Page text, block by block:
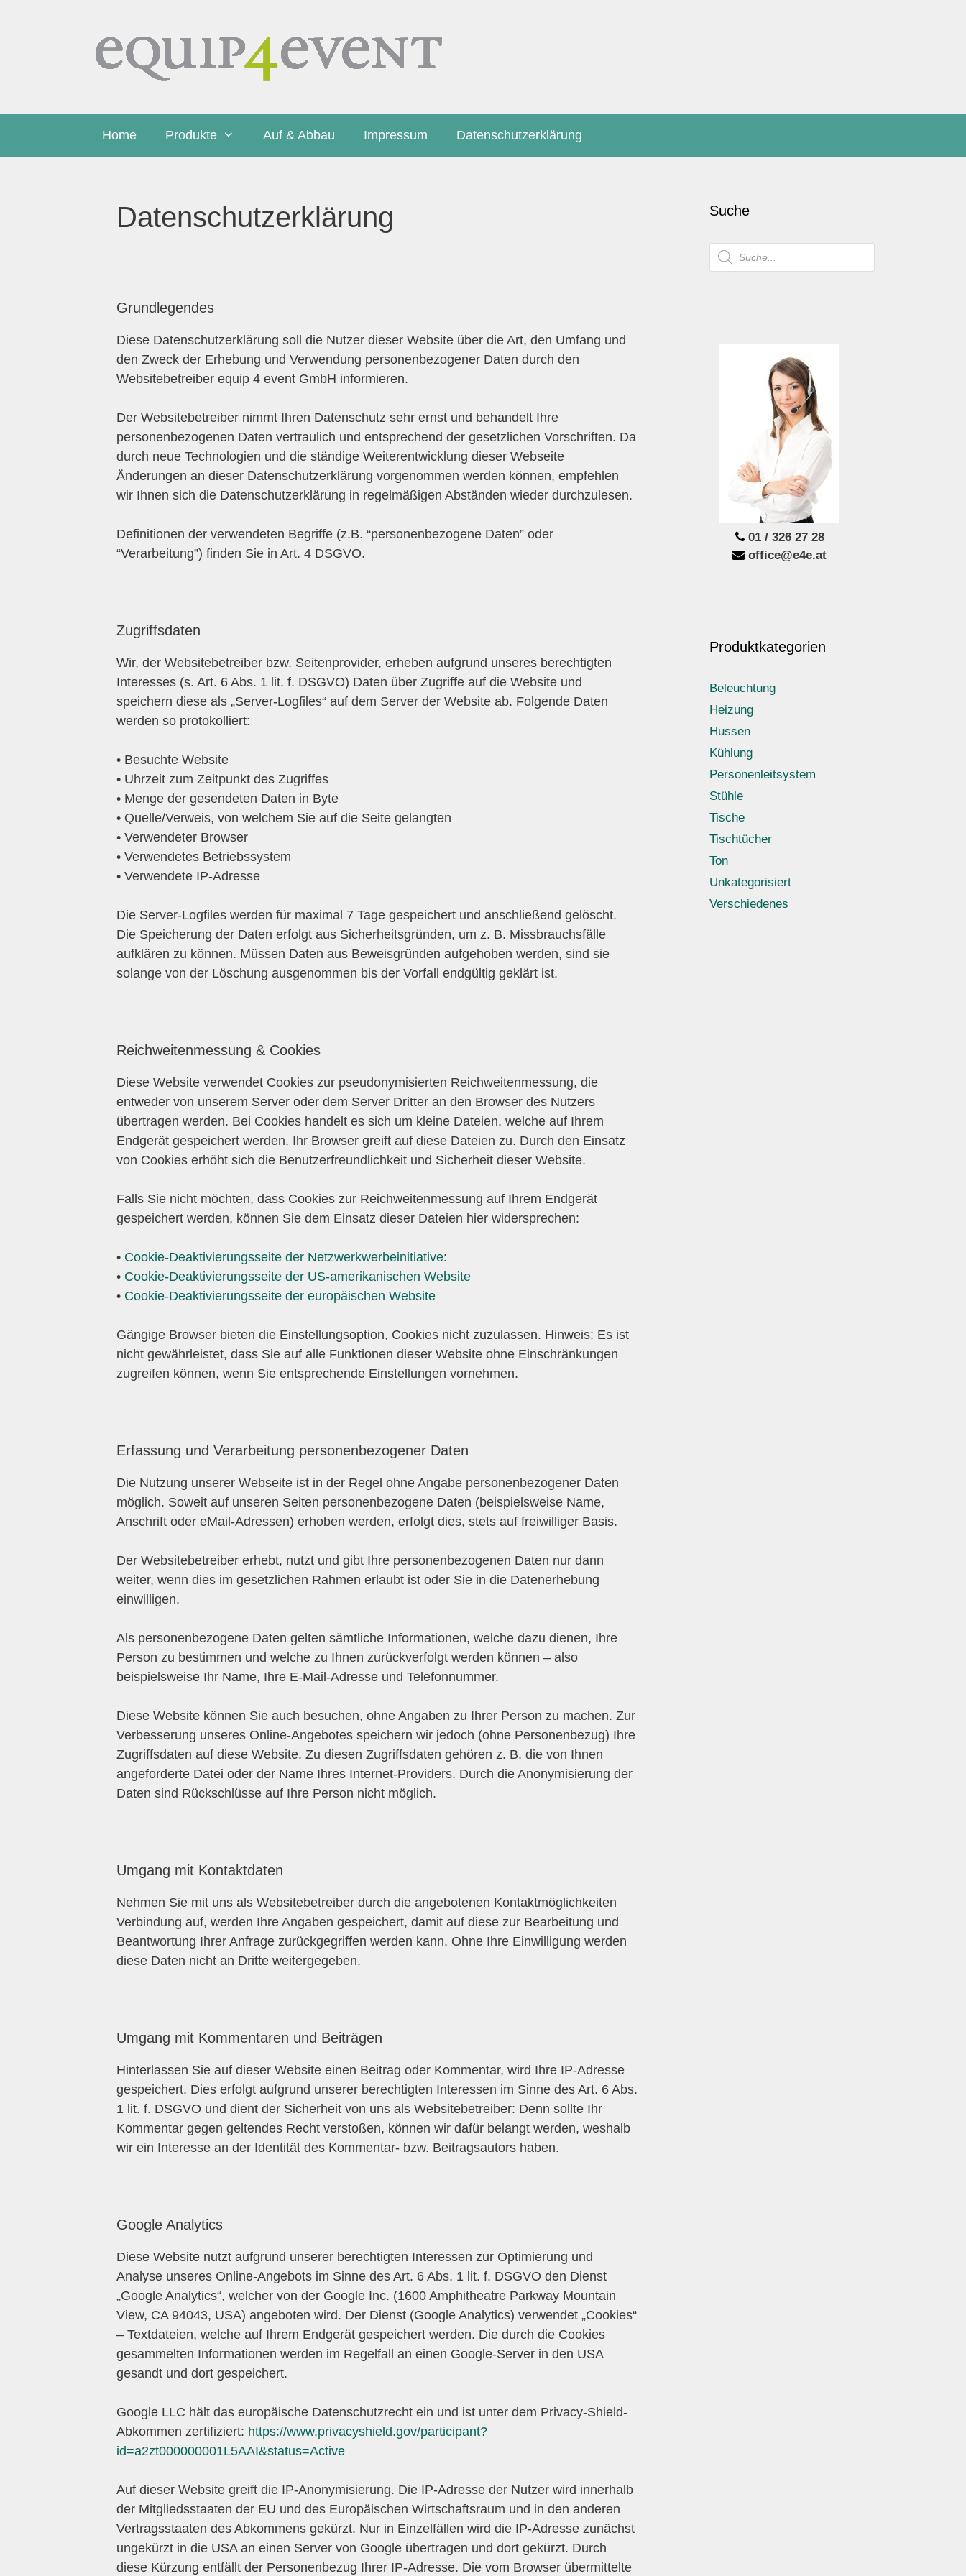
Home Produkte Auf & Abbau Impressum Datenschutzerklärung
Datenschutzerklärung
Grundlegendes
Diese Datenschutzerklärung soll die Nutzer dieser Website über die Art, den Umfang und
den Zweck der Erhebung und Verwendung personenbezogener Daten durch den
Websitebetreiber equip 4 event GmbH informieren.
Der Websitebetreiber nimmt Ihren Datenschutz sehr ernst und behandelt Ihre
personenbezogenen Daten vertraulich und entsprechend der gesetzlichen Vorschriften. Da
durch neue Technologien und die ständige Weiterentwicklung dieser Webseite
Änderungen an dieser Datenschutzerklärung vorgenommen werden können, empfehlen
wir Ihnen sich die Datenschutzerklärung in regelmäßigen Abständen wieder durchzulesen.
Definitionen der verwendeten Begriffe (z.B. “personenbezogene Daten” oder
“Verarbeitung”) finden Sie in Art. 4 DSGVO.
Zugriffsdaten
Wir, der Websitebetreiber bzw. Seitenprovider, erheben aufgrund unseres berechtigten
Interesses (s. Art. 6 Abs. 1 lit. f. DSGVO) Daten über Zugriffe auf die Website und
speichern diese als „Server-Logfiles“ auf dem Server der Website ab. Folgende Daten
werden so protokolliert:
• Besuchte Website
• Uhrzeit zum Zeitpunkt des Zugriffes
• Menge der gesendeten Daten in Byte
• Quelle/Verweis, von welchem Sie auf die Seite gelangten
• Verwendeter Browser
• Verwendetes Betriebssystem
• Verwendete IP-Adresse
Die Server-Logfiles werden für maximal 7 Tage gespeichert und anschließend gelöscht.
Die Speicherung der Daten erfolgt aus Sicherheitsgründen, um z. B. Missbrauchsfälle
aufklären zu können. Müssen Daten aus Beweisgründen aufgehoben werden, sind sie
solange von der Löschung ausgenommen bis der Vorfall endgültig geklärt ist.
Reichweitenmessung & Cookies
Diese Website verwendet Cookies zur pseudonymisierten Reichweitenmessung, die
entweder von unserem Server oder dem Server Dritter an den Browser des Nutzers
übertragen werden. Bei Cookies handelt es sich um kleine Dateien, welche auf Ihrem
Endgerät gespeichert werden. Ihr Browser greift auf diese Dateien zu. Durch den Einsatz
von Cookies erhöht sich die Benutzerfreundlichkeit und Sicherheit dieser Website.
Falls Sie nicht möchten, dass Cookies zur Reichweitenmessung auf Ihrem Endgerät
gespeichert werden, können Sie dem Einsatz dieser Dateien hier widersprechen:
• Cookie-Deaktivierungsseite der Netzwerkwerbeinitiative:
• Cookie-Deaktivierungsseite der US-amerikanischen Website
• Cookie-Deaktivierungsseite der europäischen Website
Gängige Browser bieten die Einstellungsoption, Cookies nicht zuzulassen. Hinweis: Es ist
nicht gewährleistet, dass Sie auf alle Funktionen dieser Website ohne Einschränkungen
zugreifen können, wenn Sie entsprechende Einstellungen vornehmen.
Erfassung und Verarbeitung personenbezogener Daten
Die Nutzung unserer Webseite ist in der Regel ohne Angabe personenbezogener Daten
möglich. Soweit auf unseren Seiten personenbezogene Daten (beispielsweise Name,
Anschrift oder eMail-Adressen) erhoben werden, erfolgt dies, stets auf freiwilliger Basis.
Der Websitebetreiber erhebt, nutzt und gibt Ihre personenbezogenen Daten nur dann
weiter, wenn dies im gesetzlichen Rahmen erlaubt ist oder Sie in die Datenerhebung
einwilligen.
Als personenbezogene Daten gelten sämtliche Informationen, welche dazu dienen, Ihre
Person zu bestimmen und welche zu Ihnen zurückverfolgt werden können – also
beispielsweise Ihr Name, Ihre E-Mail-Adresse und Telefonnummer.
Diese Website können Sie auch besuchen, ohne Angaben zu Ihrer Person zu machen. Zur
Verbesserung unseres Online-Angebotes speichern wir jedoch (ohne Personenbezug) Ihre
Zugriffsdaten auf diese Website. Zu diesen Zugriffsdaten gehören z. B. die von Ihnen
angeforderte Datei oder der Name Ihres Internet-Providers. Durch die Anonymisierung der
Daten sind Rückschlüsse auf Ihre Person nicht möglich.
Umgang mit Kontaktdaten
Nehmen Sie mit uns als Websitebetreiber durch die angebotenen Kontaktmöglichkeiten
Verbindung auf, werden Ihre Angaben gespeichert, damit auf diese zur Bearbeitung und
Beantwortung Ihrer Anfrage zurückgegriffen werden kann. Ohne Ihre Einwilligung werden
diese Daten nicht an Dritte weitergegeben.
Umgang mit Kommentaren und Beiträgen
Hinterlassen Sie auf dieser Website einen Beitrag oder Kommentar, wird Ihre IP-Adresse
gespeichert. Dies erfolgt aufgrund unserer berechtigten Interessen im Sinne des Art. 6 Abs.
1 lit. f. DSGVO und dient der Sicherheit von uns als Websitebetreiber: Denn sollte Ihr
Kommentar gegen geltendes Recht verstoßen, können wir dafür belangt werden, weshalb
wir ein Interesse an der Identität des Kommentar- bzw. Beitragsautors haben.
Google Analytics
Diese Website nutzt aufgrund unserer berechtigten Interessen zur Optimierung und
Analyse unseres Online-Angebots im Sinne des Art. 6 Abs. 1 lit. f. DSGVO den Dienst
„Google Analytics“, welcher von der Google Inc. (1600 Amphitheatre Parkway Mountain
View, CA 94043, USA) angeboten wird. Der Dienst (Google Analytics) verwendet „Cookies“
– Textdateien, welche auf Ihrem Endgerät gespeichert werden. Die durch die Cookies
gesammelten Informationen werden im Regelfall an einen Google-Server in den USA
gesandt und dort gespeichert.
Google LLC hält das europäische Datenschutzrecht ein und ist unter dem Privacy-Shield-
Abkommen zertifiziert: https://www.privacyshield.gov/participant?
id=a2zt000000001L5AAI&status=Active
Auf dieser Website greift die IP-Anonymisierung. Die IP-Adresse der Nutzer wird innerhalb
der Mitgliedsstaaten der EU und des Europäischen Wirtschaftsraum und in den anderen
Vertragsstaaten des Abkommens gekürzt. Nur in Einzelfällen wird die IP-Adresse zunächst
ungekürzt in die USA an einen Server von Google übertragen und dort gekürzt. Durch
diese Kürzung entfällt der Personenbezug Ihrer IP-Adresse. Die vom Browser übermittelte
Suche
Products
search
01 / 326 27 28
office@e4e.at
Produktkategorien
Beleuchtung
Heizung
Hussen
Kühlung
Personenleitsystem
Stühle
Tische
Tischtücher
Ton
Unkategorisiert
Verschiedenes